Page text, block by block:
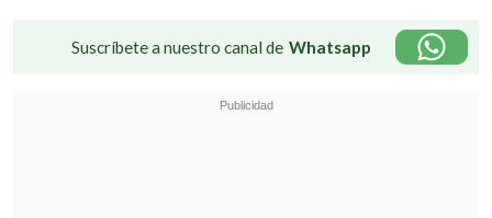
Suscríbete a nuestro canal de Whatsapp